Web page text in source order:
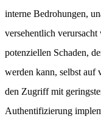
interne Bedrohungen,
versehentlich
potenziellen Schaden,
werden kann, selbst auf
den Zugriff mit
Authentifizierung